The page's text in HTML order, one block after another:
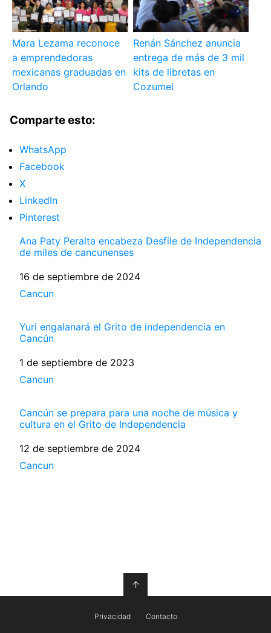
Mara Lezama reconoce
a emprendedoras
mexicanas graduadas en
Orlando
Renán Sánchez anuncia
entrega de más de 3 mil
kits de libretas en
Cozumel
Comparte esto:
WhatsApp
Facebook
X
LinkedIn
Pinterest
Ana Paty Peralta encabeza Desfile de Independencia
de miles de cancunenses
Fecha
16 de septiembre de 2024
Respecto a
Cancun
Yuri engalanará el Grito de independencia en
Cancún
Fecha
1 de septiembre de 2023
Respecto a
Cancun
Cancún se prepara para una noche de música y
cultura en el Grito de Independencia
Fecha
12 de septiembre de 2024
Respecto a
Cancun
↑
Privacidad Contacto